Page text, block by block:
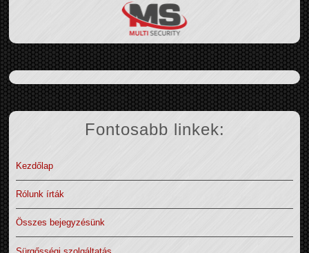
Fontosabb linkek:
Kezdőlap
Rólunk írták
Összes bejegyzésünk